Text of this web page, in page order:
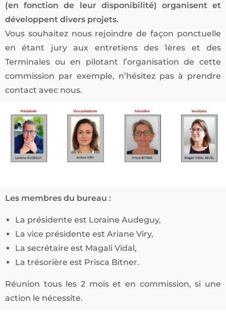
(en fonction de leur disponibilité) organisent et
développent divers projets.
Vous souhaitez nous rejoindre de façon ponctuelle
en étant jury aux entretiens des 1ères et des
Terminales ou en pilotant l’organisation de cette
commission par exemple, n’hésitez pas à prendre
contact avec nous.
Les membres du bureau :
La présidente est Loraine Audeguy,
La vice présidente est Ariane Viry,
La secrétaire est Magali Vidal,
La trésorière est Prisca Bitner.
Réunion tous les 2 mois et en commission, si une
action le nécessite.